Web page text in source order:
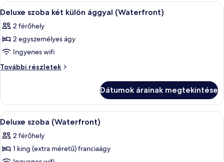
A
következő
szoba
összes
képének
megtekintése:
két
külön
ággyal
(Waterfront)
Deluxe szoba két külön ággyal
6
Deluxe szoba két külön ággyal (Waterfront)
2 férőhely
2 egyszemélyes ágy
Ingyenes wifi
További részletek
Deluxe
ággyal
(Waterfront)
további
Dátumok árainak megtekintése
A
következő
szoba
összes
Egy szállodai szoba, amelyben egy
6
Deluxe szoba (Waterfront)
2 férőhely
1 king (extra méretű) franciaágy